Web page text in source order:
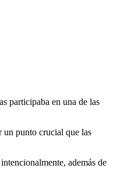
participaba en una de las
un punto crucial que las
además de